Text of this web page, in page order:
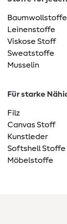
Baumwollstoffe
Leinenstoffe
Viskose Stoff
Sweatstoffe
Musselin
Für starke
Filz
Canvas Stoff
Kunstleder
Softshell Stoffe
Möbelstoffe